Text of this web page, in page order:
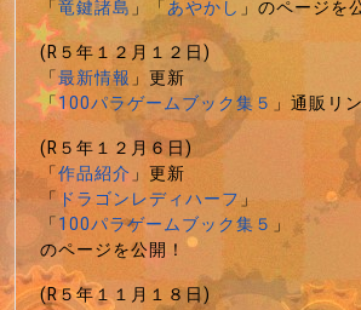
「竜鍵諸島」「あやかし」のページを
(R５年１２月１２日)
「最新情報」更新
「100パラゲームブック集５ 」通販リ
(R５年１２月６日)
「作品紹介」更新
「ドラゴンレディハーフ」
「100パラゲームブック集５ 」
のページを公開！
(R５年１１月１８日)